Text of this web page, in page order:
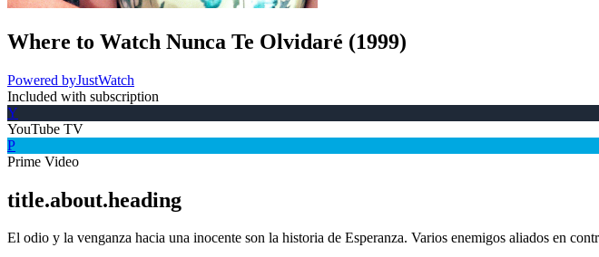
Where to Watch Nunca Te Olvidaré (1999)
Powered byJustWatch
Included with subscription
Y
YouTube TV
P
Prime Video
title.about.heading
El odio y la venganza hacia una inocente son la historia de Esperanza. Varios enemigos aliados en